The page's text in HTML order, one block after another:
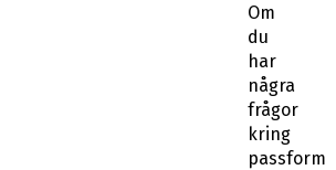
Om
du
har
några
frågor
kring
passform